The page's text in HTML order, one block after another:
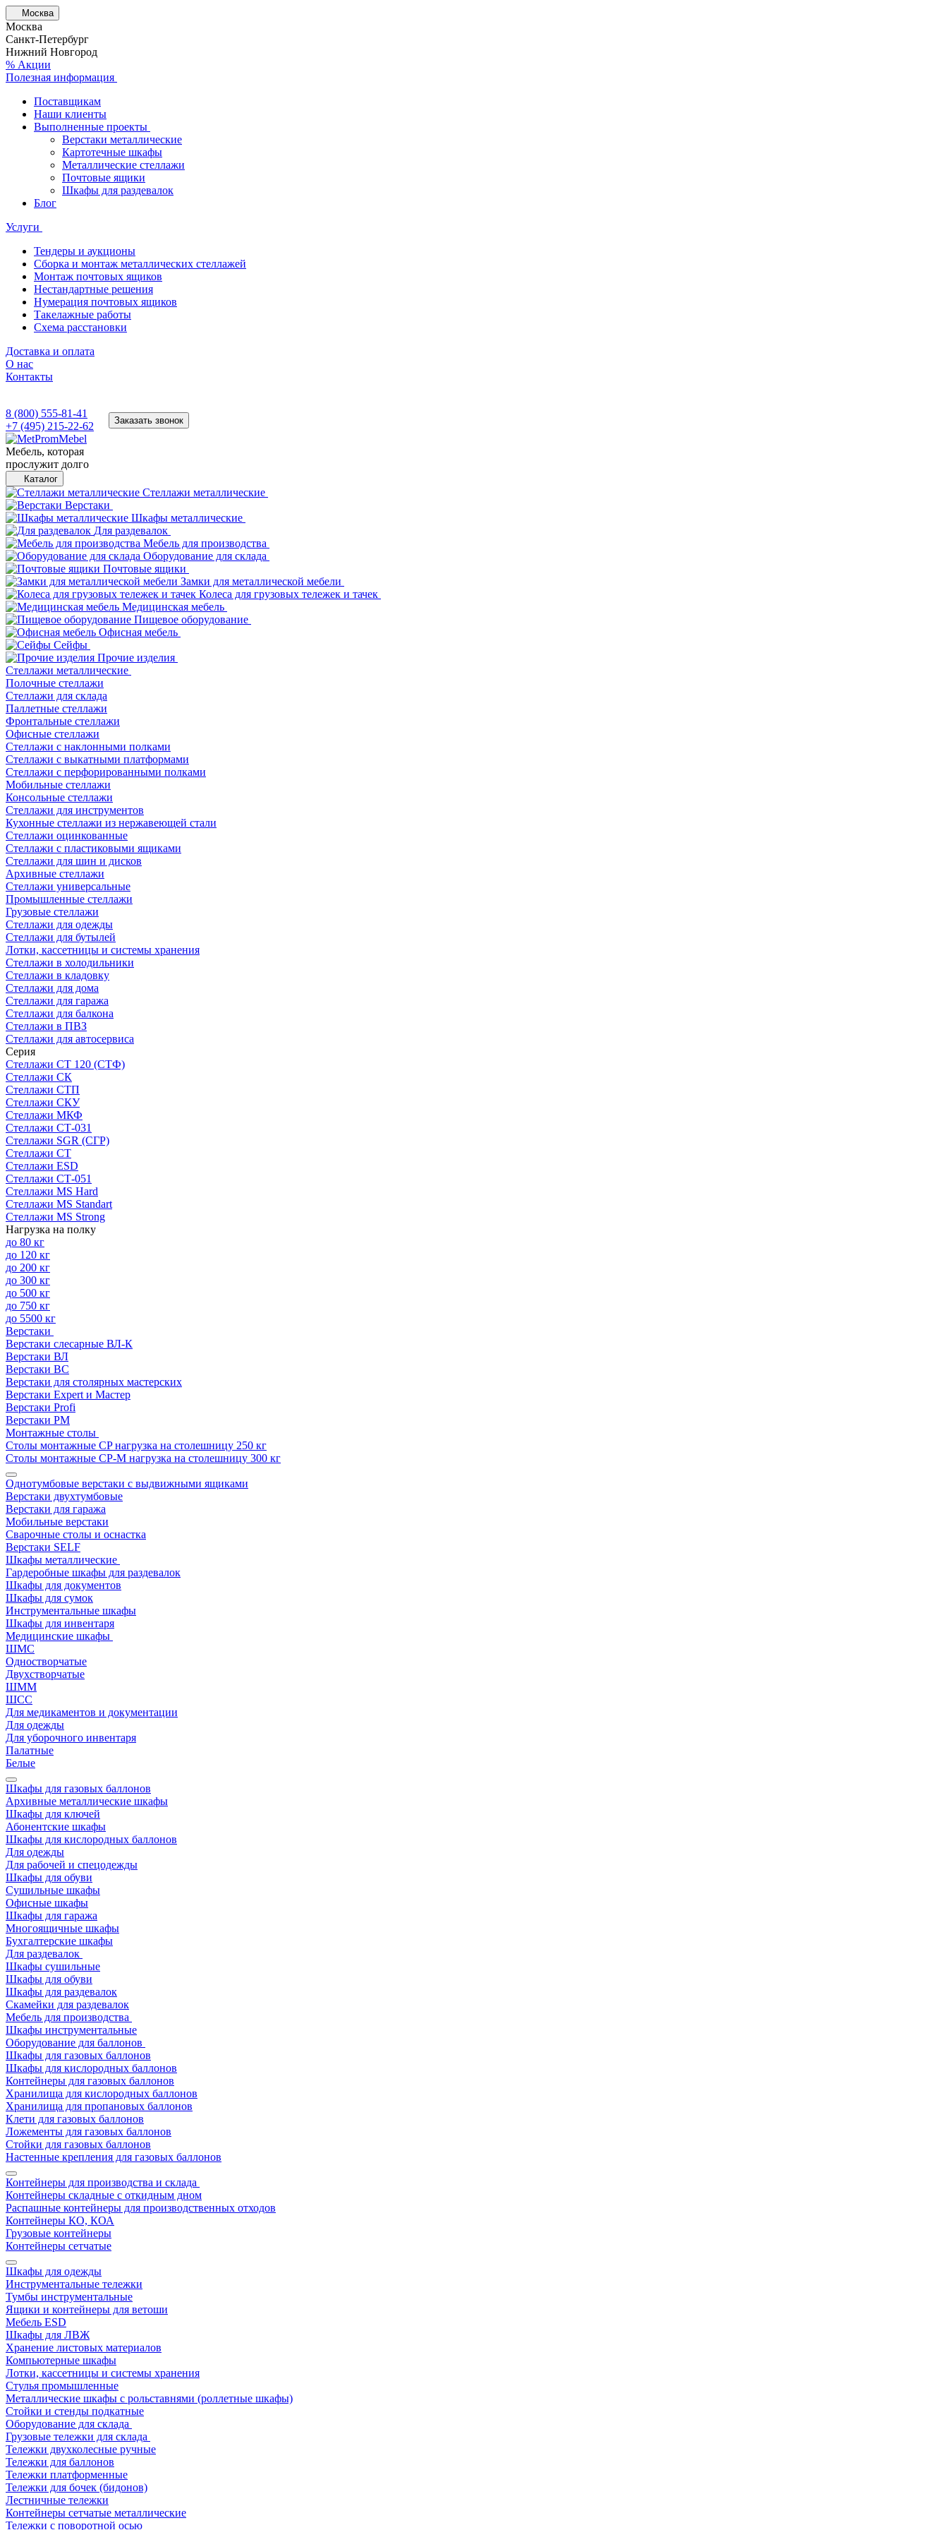
Москва
Москва
Санкт-Петербург
Нижний Новгород
% Акции
Полезная информация
Поставщикам
Наши клиенты
Выполненные проекты
Верстаки металлические
Картотечные шкафы
Металлические стеллажи
Почтовые ящики
Шкафы для раздевалок
Блог
Услуги
Тендеры и аукционы
Сборка и монтаж металлических стеллажей
Монтаж почтовых ящиков
Нестандартные решения
Нумерация почтовых ящиков
Такелажные работы
Схема расстановки
Доставка и оплата
О нас
Контакты
8 (800) 555-81-41
+7 (495) 215-22-62
Заказать звонок
Мебель, которая
прослужит долго
Каталог
Стеллажи металлические
Верстаки
Шкафы металлические
Для раздевалок
Мебель для производства
Оборудование для склада
Почтовые ящики
Замки для металлической мебели
Колеса для грузовых тележек и тачек
Медицинская мебель
Пищевое оборудование
Офисная мебель
Сейфы
Прочие изделия
Стеллажи металлические
Полочные стеллажи
Стеллажи для склада
Паллетные стеллажи
Фронтальные стеллажи
Офисные стеллажи
Стеллажи с наклонными полками
Стеллажи с выкатными платформами
Стеллажи с перфорированными полками
Мобильные стеллажи
Консольные стеллажи
Стеллажи для инструментов
Кухонные стеллажи из нержавеющей стали
Стеллажи оцинкованные
Стеллажи с пластиковыми ящиками
Стеллажи для шин и дисков
Архивные стеллажи
Стеллажи универсальные
Промышленные стеллажи
Грузовые стеллажи
Стеллажи для одежды
Стеллажи для бутылей
Лотки, кассетницы и системы хранения
Стеллажи в холодильники
Стеллажи в кладовку
Стеллажи для дома
Стеллажи для гаража
Стеллажи для балкона
Стеллажи в ПВЗ
Стеллажи для автосервиса
Серия
Стеллажи СТ 120 (СТФ)
Стеллажи СК
Стеллажи СТП
Стеллажи СКУ
Стеллажи МКФ
Стеллажи СТ-031
Стеллажи SGR (СГР)
Стеллажи СТ
Стеллажи ESD
Стеллажи СТ-051
Стеллажи MS Hard
Стеллажи MS Standart
Стеллажи MS Strong
Нагрузка на полку
до 80 кг
до 120 кг
до 200 кг
до 300 кг
до 500 кг
до 750 кг
до 5500 кг
Верстаки
Верстаки слесарные ВЛ-К
Верстаки ВЛ
Верстаки ВС
Верстаки для столярных мастерских
Верстаки Expert и Мастер
Верстаки Profi
Верстаки РМ
Монтажные столы
Столы монтажные СP нагрузка на столешницу 250 кг
Столы монтажные СР-М нагрузка на столешницу 300 кг
Однотумбовые верстаки с выдвижными ящиками
Верстаки двухтумбовые
Верстаки для гаража
Мобильные верстаки
Сварочные столы и оснастка
Верстаки SELF
Шкафы металлические
Гардеробные шкафы для раздевалок
Шкафы для документов
Шкафы для сумок
Инструментальные шкафы
Шкафы для инвентаря
Медицинские шкафы
ШМС
Одностворчатые
Двухстворчатые
ШММ
ШСС
Для медикаментов и документации
Для одежды
Для уборочного инвентаря
Палатные
Белые
Шкафы для газовых баллонов
Архивные металлические шкафы
Шкафы для ключей
Абонентские шкафы
Шкафы для кислородных баллонов
Для одежды
Для рабочей и спецодежды
Шкафы для обуви
Сушильные шкафы
Офисные шкафы
Шкафы для гаража
Многоящичные шкафы
Бухгалтерские шкафы
Для раздевалок
Шкафы сушильные
Шкафы для обуви
Шкафы для раздевалок
Скамейки для раздевалок
Мебель для производства
Шкафы инструментальные
Оборудование для баллонов
Шкафы для газовых баллонов
Шкафы для кислородных баллонов
Контейнеры для газовых баллонов
Хранилища для кислородных баллонов
Хранилища для пропановых баллонов
Клети для газовых баллонов
Ложементы для газовых баллонов
Стойки для газовых баллонов
Настенные крепления для газовых баллонов
Контейнеры для производства и склада
Контейнеры складные с откидным дном
Распашные контейнеры для производственных отходов
Контейнеры КО, КОА
Грузовые контейнеры
Контейнеры сетчатые
Шкафы для одежды
Инструментальные тележки
Тумбы инструментальные
Ящики и контейнеры для ветоши
Мебель ESD
Шкафы для ЛВЖ
Хранение листовых материалов
Компьютерные шкафы
Лотки, кассетницы и системы хранения
Стулья промышленные
Металлические шкафы с рольставнями (роллетные шкафы)
Стойки и стенды подкатные
Оборудование для склада
Грузовые тележки для склада
Тележки двухколесные ручные
Тележки для баллонов
Тележки платформенные
Тележки для бочек (бидонов)
Лестничные тележки
Контейнеры сетчатые металлические
Тележки с поворотной осью